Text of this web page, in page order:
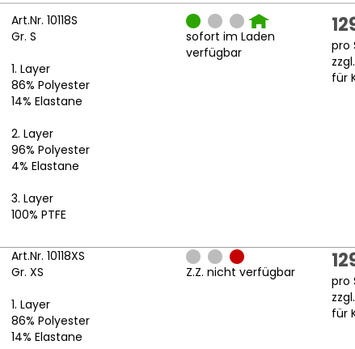
Art.Nr. 10118S
Gr. S
1. Layer
86% Polyester
14% Elastane
2. Layer
96% Polyester
4% Elastane
3. Layer
100% PTFE
sofort im Laden
verfügbar
pro
für
Art.Nr. 10118XS
Gr. XS
1. Layer
86% Polyester
14% Elastane
Z.Z. nicht verfügbar
pro
für